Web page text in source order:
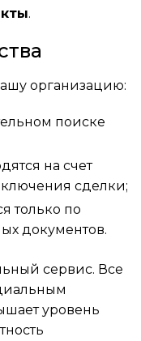
.
организацию:
поиске
на счет
сделки;
только по
документов.
сервис. Все
уровень